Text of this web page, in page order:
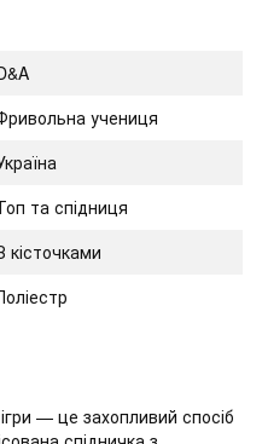
учениця
та спідниця
кісточками
— це захопливий спосіб